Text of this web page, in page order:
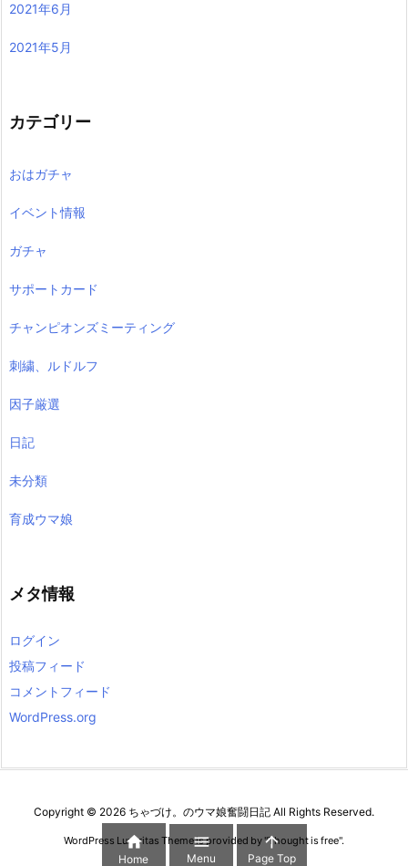
2021年6月
2021年5月
カテゴリー
おはガチャ
イベント情報
ガチャ
サポートカード
チャンピオンズミーティング
刺繍、ルドルフ
因子厳選
日記
未分類
育成ウマ娘
メタ情報
ログイン
投稿フィード
コメントフィード
WordPress.org
Copyright © 2026 ちゃづけ。のウマ娘奮闘日記 All Rights Reserved.
WordPress Luxeritas Theme is provided by "Thought is free".

Home

Menu

Page Top